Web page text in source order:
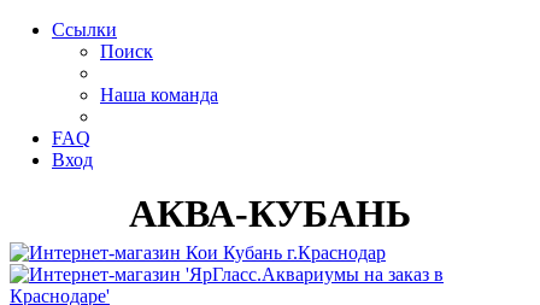
Ссылки
Поиск
Наша команда
FAQ
Вход
АКВА-КУБАНЬ